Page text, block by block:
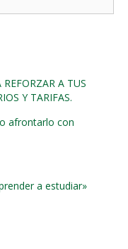
A TUS
Y TARIFAS.
afrontarlo con
a estudiar»